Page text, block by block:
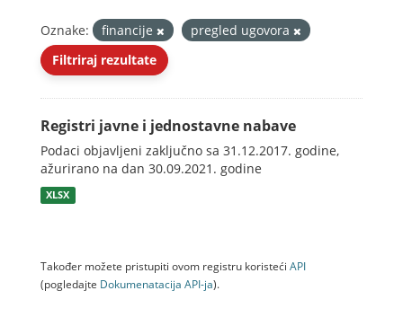
Oznake: financije
pregled ugovora
Filtriraj rezultate
Registri javne i jednostavne nabave
Podaci objavljeni zaključno sa 31.12.2017. godine,
ažurirano na dan 30.09.2021. godine
XLSX
Također možete pristupiti ovom registru koristeći API
(pogledajte Dokumenаtаcijа API-jа).